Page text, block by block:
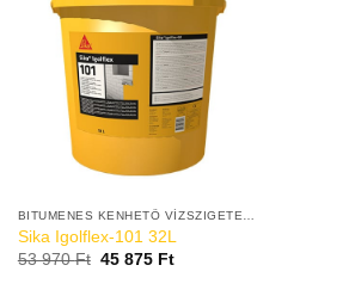
Sika Igolflex-101 32L
53 970Ft 45 875 Ft